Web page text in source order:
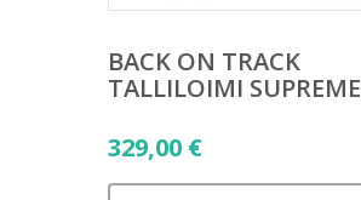
BACK ON TRACK
TALLILOIMI SUPREME
329,00 €